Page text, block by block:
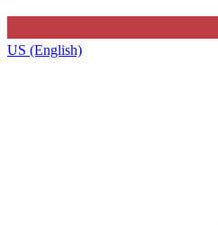
US (English)